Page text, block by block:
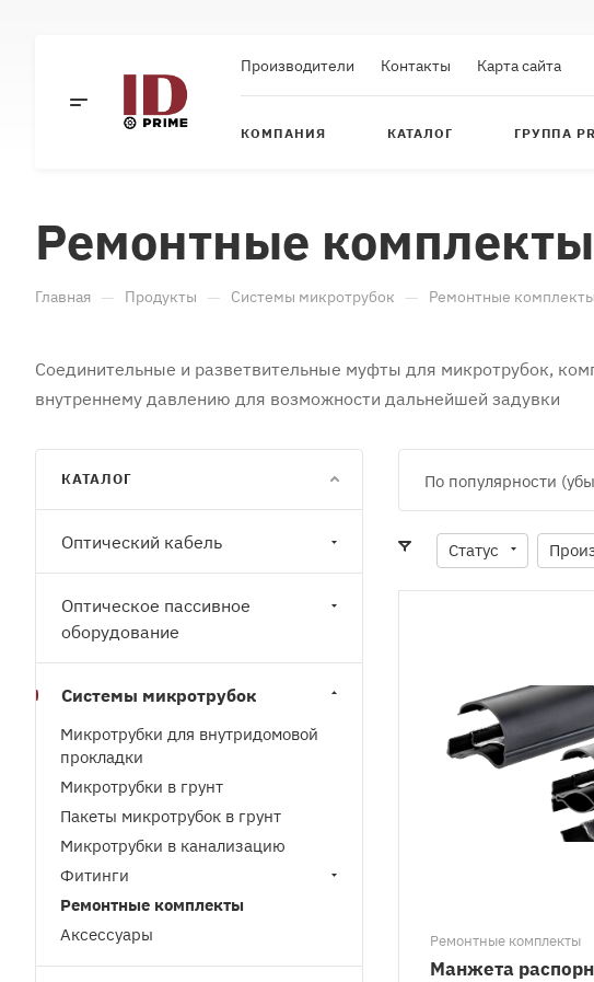
Производители Контакты Карта сайта
КОМПАНИЯ КАТАЛОГ ГРУППА
Ремонтные комплекты
Главная — Продукты — Системы микротрубок — Ремонтные комплекты
Соединительные и разветвительные муфты для микротрубок,
внутреннему давлению для возможности дальнейшей задувки
По популярности
Статус
Ремонтные комплекты
Манжета
КАТАЛОГ
Оптический кабель
Оптическое пассивное
оборудование
Системы микротрубок
Микротрубки для внутридомовой
прокладки
Микротрубки в грунт
Пакеты микротрубок в грунт
Микротрубки в канализацию
Фитинги
Ремонтные комплекты
Аксессуары